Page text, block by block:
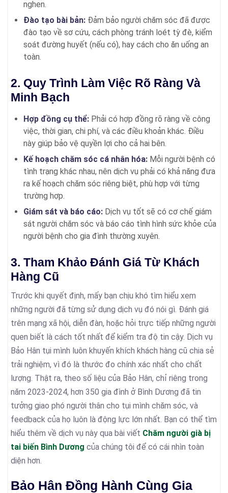
nghen.
Đào tạo bài bản: Đảm bảo người chăm sóc đã được
đào tạo về sơ cứu, cách phòng tránh loét tỳ đè, kiểm
soát đường huyết (nếu có), hay cách cho ăn uống an
toàn.
2. Quy Trình Làm Việc Rõ Ràng Và
Minh Bạch
Hợp đồng cụ thể: Phải có hợp đồng rõ ràng về công
việc, thời gian, chi phí, và các điều khoản khác. Điều
này giúp bảo vệ quyền lợi cho cả hai bên.
Kế hoạch chăm sóc cá nhân hóa: Mỗi người bệnh có
tình trạng khác nhau, nên dịch vụ phải có khả năng đưa
ra kế hoạch chăm sóc riêng biệt, phù hợp với từng
trường hợp.
Giám sát và báo cáo: Dịch vụ tốt sẽ có cơ chế giám
sát người chăm sóc và báo cáo tình hình sức khỏe của
người bệnh cho gia đình thường xuyên.
3. Tham Khảo Đánh Giá Từ Khách
Hàng Cũ
Trước khi quyết định, mấy bạn chịu khó tìm hiểu xem
những người đã từng sử dụng dịch vụ đó nói gì. Đánh giá
trên mạng xã hội, diễn đàn, hoặc hỏi trực tiếp những người
quen biết là cách tốt nhất để kiểm tra độ tin cậy. Dịch vụ
Bảo Hân tụi mình luôn khuyến khích khách hàng cũ chia sẻ
trải nghiệm, vì đó là thước đo chính xác nhất cho chất
lượng. Thật ra, theo số liệu của Bảo Hân, chỉ riêng trong
năm 2023-2024, hơn 350 gia đình ở Bình Dương đã tin
tưởng giao phó người thân cho tụi mình chăm sóc, và
feedback của họ luôn là động lực lớn nhất. Bạn có thể tìm
hiểu thêm về dịch vụ này qua bài viết Chăm người già bị
tai biến Bình Dương của chúng tôi để có cái nhìn toàn
diện hơn.
Bảo Hân Đồng Hành Cùng Gia